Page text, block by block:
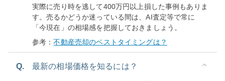
実際に売り時を逃して400万円以上損した事例もありま
す。売るかどうか迷っている間は、AI査定等で常に
「今現在」の相場感を把握しておきましょう。
参考：不動産売却のベストタイミングは？
Q. 最新の相場価格を知るには？